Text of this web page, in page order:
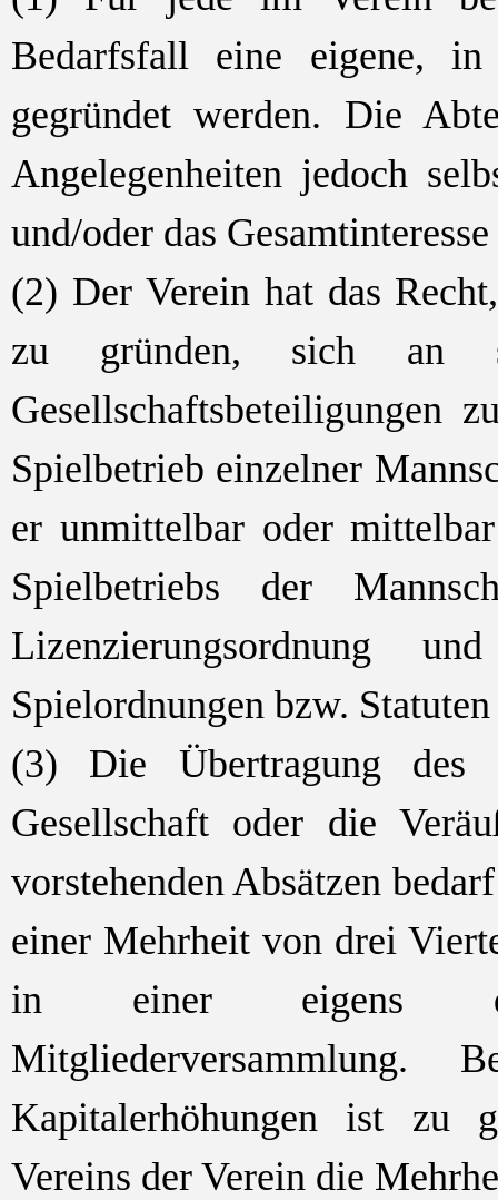
Bedarfsfall eine eigene, in
gegründet werden. Die
Angelegenheiten jedoch
und/oder das
(2) Der Verein hat das
zu gründen, sich an
Gesellschaftsbeteiligungen
Spielbetrieb einzelner
er unmittelbar oder
Spielbetriebs der
Lizenzierungsordnung
Spielordnungen bzw.
(3) Die Übertragung des
Gesellschaft oder die
vorstehenden Absätzen
einer Mehrheit von drei
in einer eigens
Mitgliederversammlung.
Kapitalerhöhungen ist zu
Vereins der Verein die